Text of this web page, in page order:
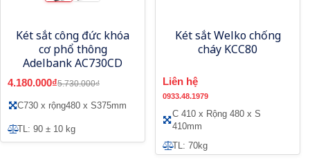
Két sắt công đức khóa
cơ phổ thông
Adelbank AC730CD
4.180.000₫5.730.000₫
C730 x rộng480 x S375mm
TL: 90 ± 10 kg
Két sắt Welko chống
cháy KCC80
Liên hệ
0933.48.1979
C 410 x Rộng 480 x S
410mm
TL: 70kg